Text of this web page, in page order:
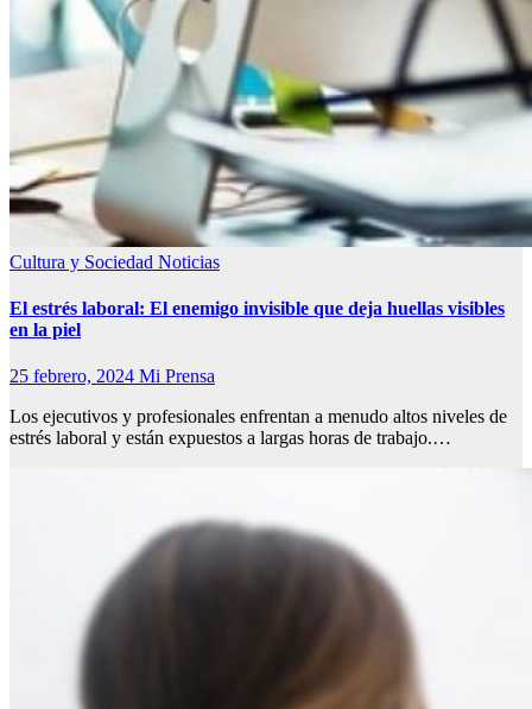
Cultura y Sociedad Noticias
El estrés laboral: El enemigo invisible que deja huellas visibles
en la piel
25 febrero, 2024 Mi Prensa
Los ejecutivos y profesionales enfrentan a menudo altos niveles de
estrés laboral y están expuestos a largas horas de trabajo.…